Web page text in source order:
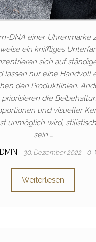
DNA einer Uhrenmarke
ein kniffliges
sich auf
lassen nur eine Handvoll
den Produktlinien.
priorisieren die
und visueller
unmöglich wird,
sein.…
30. Dezember 2022 0
Weiterlesen